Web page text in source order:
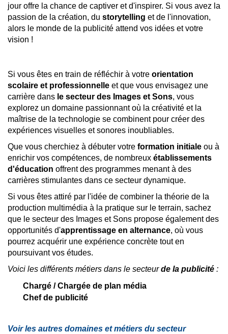
jour offre la chance de captiver et d'inspirer. Si vous avez la
passion de la création, du storytelling et de l'innovation,
alors le monde de la publicité attend vos idées et votre
vision !
Si vous êtes en train de réfléchir à votre orientation
scolaire et professionnelle et que vous envisagez une
carrière dans le secteur des Images et Sons, vous
explorez un domaine passionnant où la créativité et la
maîtrise de la technologie se combinent pour créer des
expériences visuelles et sonores inoubliables.
Que vous cherchiez à débuter votre formation initiale ou à
enrichir vos compétences, de nombreux établissements
d'éducation offrent des programmes menant à des
carrières stimulantes dans ce secteur dynamique.
Si vous êtes attiré par l'idée de combiner la théorie de la
production multimédia à la pratique sur le terrain, sachez
que le secteur des Images et Sons propose également des
opportunités d'apprentissage en alternance, où vous
pourrez acquérir une expérience concrète tout en
poursuivant vos études.
Voici les différents métiers dans le secteurde la publicité :
Chargé / Chargée de plan média
Chef de publicité
Voir les autres domaines et métiers du secteur